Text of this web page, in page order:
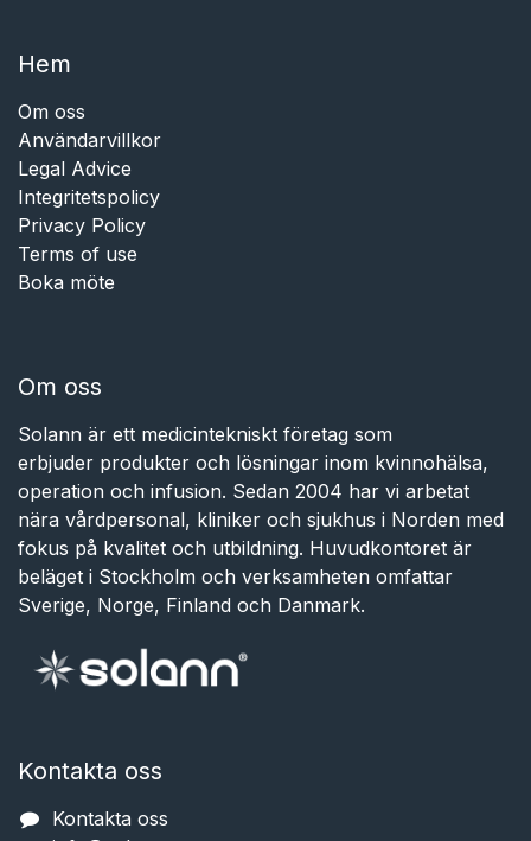
Hem​​
Om oss
Användarvillkor
Legal Advice
Integritetspolicy
Privacy Policy
Terms of use
Boka möte
Om oss
Solann är ett medicintekniskt företag som
erbjuder produkter och lösningar inom kvinnohälsa,
operation och infusion. Sedan 2004 har vi arbetat
nära vårdpersonal, kliniker och sjukhus i Norden med
fokus på kvalitet och utbildning. Huvudkontoret är
beläget i Stockholm och verksamheten omfattar
Sverige, Norge, Finland och Danmark.
Kontakta oss
Kontakta oss